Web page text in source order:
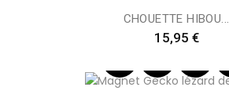
CHOUETTE HIBOU...
Preis
15,95 €